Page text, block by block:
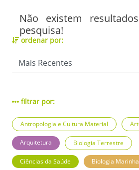
Não existem
pesquisa!
ordenar por:
filtrar por:
Antropologia e Cultura Material
Arquitetura Biologia Terrestre
Ciências da Saúde Biologia Marinha